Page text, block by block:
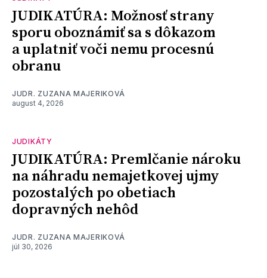
JUDIKATÚRA: Možnosť strany
sporu oboznámiť sa s dôkazom
a uplatniť voči nemu procesnú
obranu
JUDR. ZUZANA MAJERIKOVÁ
august 4, 2026
JUDIKÁTY
JUDIKATÚRA: Premlčanie nároku
na náhradu nemajetkovej ujmy
pozostalých po obetiach
dopravných nehôd
JUDR. ZUZANA MAJERIKOVÁ
júl 30, 2026